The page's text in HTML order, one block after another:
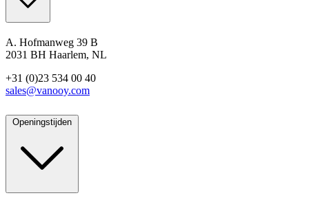
A. Hofmanweg 39 B
2031 BH Haarlem, NL
+31 (0)23 534 00 40
sales@vanooy.com
Openingstijden